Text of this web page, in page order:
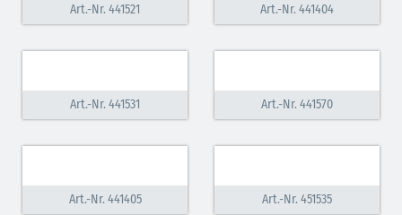
Art.-Nr. 441521 Art.-Nr. 441404
Art.-Nr. 441531 Art.-Nr. 441570
Art.-Nr. 441405 Art.-Nr. 451535